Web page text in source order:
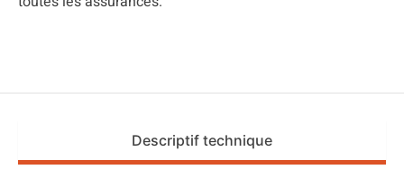
Descriptif technique